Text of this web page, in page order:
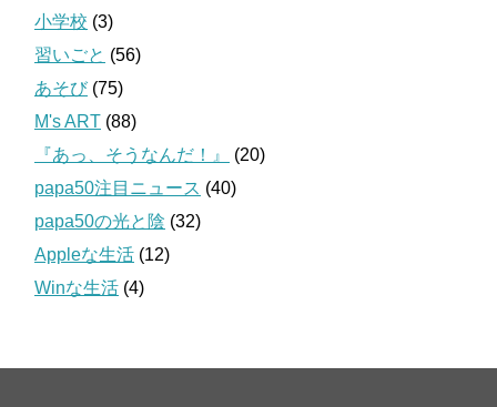
小学校 (3)
習いごと (56)
あそび(75)
M's ART (88)
『あっ、そうなんだ！』
(20)
papa50注目ニュース (40)
papa50の光と陰 (32)
Appleな生活 (12)
Winな生活 (4)